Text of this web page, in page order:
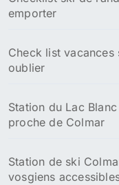
emporter
Check list
oublier
Station du Lac
proche de Colmar
Station de ski
vosgiens